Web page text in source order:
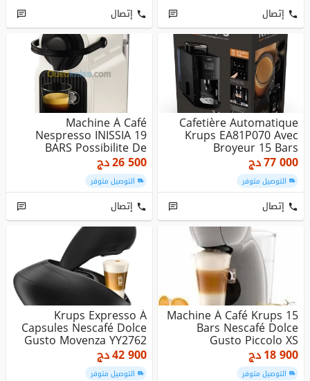
إتصال إتصال
Cafetière Automatique
Krups EA81P070 Avec
Broyeur 15 Bars
Nettoyage A...
77 000دج
التوصيل متوفر
إتصال
Machine À Café
Nespresso INISSIA 19
BARS Possibilite De
Facturation
26 500دج
التوصيل متوفر
إتصال
Machine À Café Krups 15
Bars Nescafé Dolce
Gusto Piccolo XS
Rouge,KP1A...
18 900دج
التوصيل متوفر
Krups Expresso À
Capsules Nescafé Dolce
Gusto Movenza YY2762
42 900دج
التوصيل متوفر